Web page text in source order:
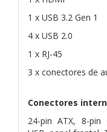
1 x USB 3.2 Gen 1
4 x USB 2.0
1 x RJ-45
3 x conectores de
Conectores
24-pin ATX, 8-pin